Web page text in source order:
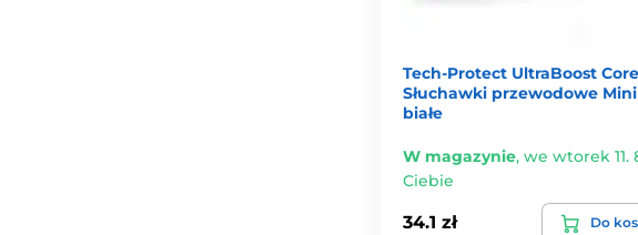
Tech-Protect UltraBoost
Słuchawki przewodowe
białe
W magazynie, we wtorek 11.
Ciebie
34.1 zł Do